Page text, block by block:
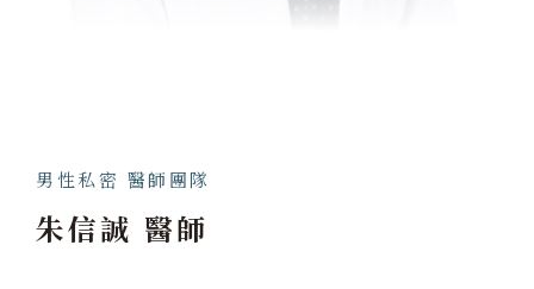
男性私密 醫師團隊
朱信誠 醫師